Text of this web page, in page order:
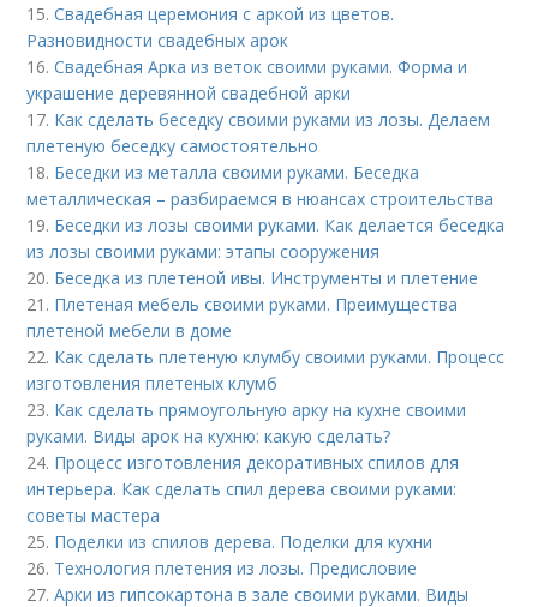
15.Свадебная церемония с аркой из цветов.
Разновидности свадебных арок
16.Свадебная Арка из веток своими руками. Форма и
украшение деревянной свадебной арки
17. Как сделать беседку своими руками из лозы. Делаем
плетеную беседку самостоятельно
18. Беседки из металла своими руками. Беседка
металлическая – разбираемся в нюансах строительства
19. Беседки из лозы своими руками. Как делается беседка
из лозы своими руками: этапы сооружения
20. Беседка из плетеной ивы. Инструменты и плетение
21. Плетеная мебель своими руками. Преимущества
плетеной мебели в доме
22. Как сделать плетеную клумбу своими руками. Процесс
изготовления плетеных клумб
23. Как сделать прямоугольную арку на кухне своими
руками. Виды арок на кухню: какую сделать?
24. Процесс изготовления декоративных спилов для
интерьера. Как сделать спил дерева своими руками:
советы мастера
25. Поделки из спилов дерева. Поделки для кухни
26. Технология плетения из лозы. Предисловие
27.Арки из гипсокартона в зале своими руками. Виды